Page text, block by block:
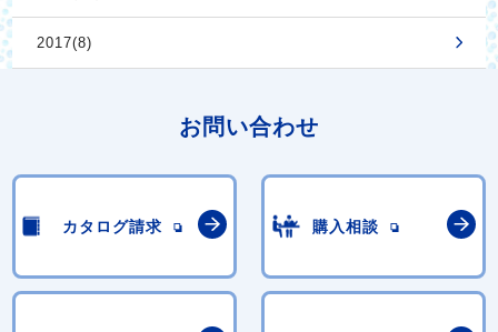
2017(8)
お問い合わせ
カタログ請求 購入相談